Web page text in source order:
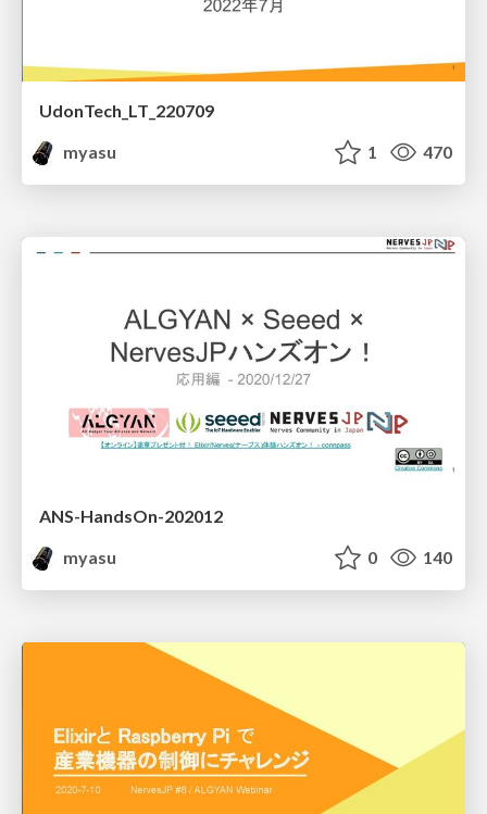
UdonTech_LT_220709
myasu
1 470
ANS-HandsOn-202012
myasu
0 140